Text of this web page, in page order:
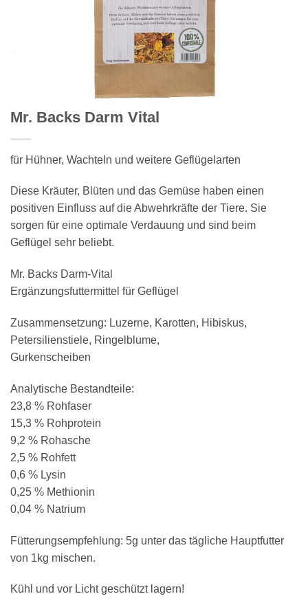
Mr. Backs Darm Vital
für Hühner, Wachteln und weitere Geflügelarten
Diese Kräuter, Blüten und das Gemüse haben einen
positiven Einfluss auf die Abwehrkräfte der Tiere. Sie
sorgen für eine optimale Verdauung und sind beim
Geflügel sehr beliebt.
Mr. Backs Darm-Vital
Ergänzungsfuttermittel für Geflügel
Zusammensetzung: Luzerne, Karotten, Hibiskus,
Petersilienstiele, Ringelblume,
Gurkenscheiben
Analytische Bestandteile:
23,8 % Rohfaser
15,3 % Rohprotein
9,2 % Rohasche
2,5 % Rohfett
0,6 % Lysin
0,25 % Methionin
0,04 % Natrium
Fütterungsempfehlung: 5g unter das tägliche Hauptfutter
von 1kg mischen.
Kühl und vor Licht geschützt lagern!